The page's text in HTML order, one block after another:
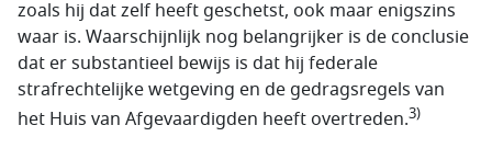
zoals hij dat zelf heeft geschetst, ook maar enigszins
waar is. Waarschijnlijk nog belangrijker is de conclusie
dat er substantieel bewijs is dat hij federale
strafrechtelijke wetgeving en de gedragsregels van
het Huis van Afgevaardigden heeft overtreden.3)